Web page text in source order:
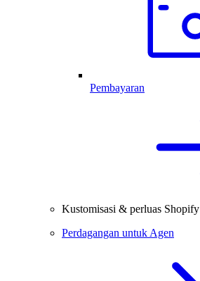
Pembayaran
Kustomisasi & perluas Shopify
Perdagangan untuk Agen